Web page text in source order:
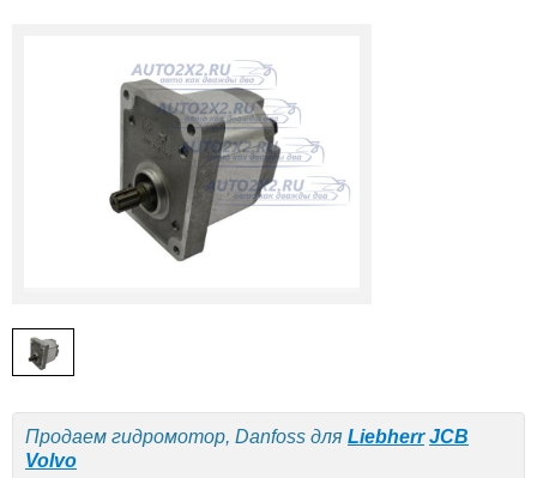
Продаем гидромотор, Danfoss для Liebherr JCB
Volvo